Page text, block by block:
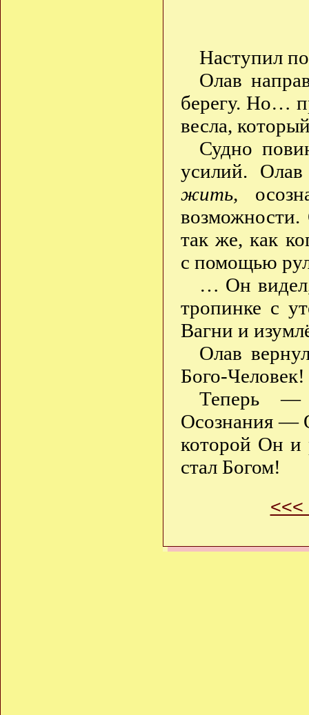
Наступил
Олав
берегу. Но…
весла,
Судно
усилий.
жить,
так же, как
с помощью
… Он
тропинке с
Вагни и
Олав
Бого-Человек!
Теперь —
Осознания —
которой Он и
стал Богом!
<<<